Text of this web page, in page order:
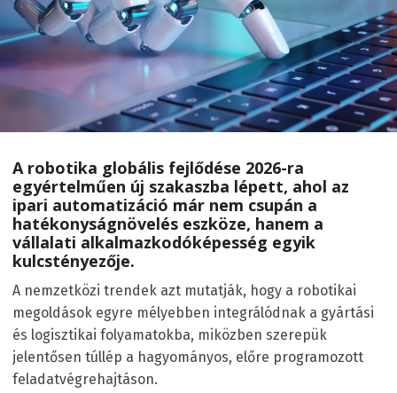
A robotika globális fejlődése 2026-ra
egyértelműen új szakaszba lépett, ahol az
ipari automatizáció már nem csupán a
hatékonyságnövelés eszköze, hanem a
vállalati alkalmazkodóképesség egyik
kulcstényezője.
A nemzetközi trendek azt mutatják, hogy a robotikai
megoldások egyre mélyebben integrálódnak a gyártási
és logisztikai folyamatokba, miközben szerepük
jelentősen túllép a hagyományos, előre programozott
feladatvégrehajtáson.